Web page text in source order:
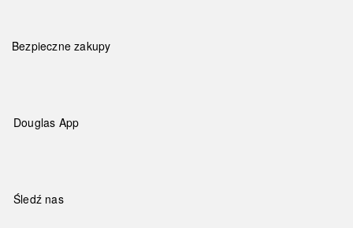
Bezpieczne zakupy
Douglas App
Śledź nas